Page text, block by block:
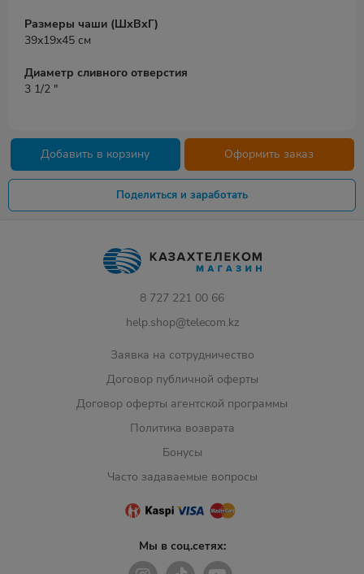
Размеры чаши (ШхВхГ)
39х19x45 см
Диаметр сливного отверстия
3 1/2 "
Добавить в корзину Оформить заказ
Поделиться и заработать
8 727 221 00 66
help.shop@telecom.kz
Заявка на сотрудничество
Договор публичной оферты
Договор оферты агентской программы
Политика возврата
Бонусы
Часто задаваемые вопросы
Мы в соц.сетях: